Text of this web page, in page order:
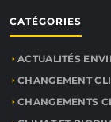
CATÉGORIES
ACTUALITÉS
CHANGEMENT
CHANGEMENTS